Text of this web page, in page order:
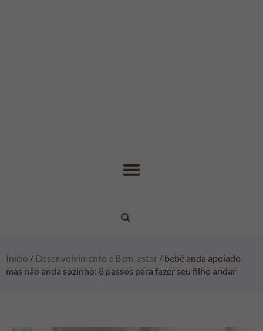
Início / Desenvolvimento e Bem-estar / bebê anda apoiado
mas não anda sozinho: 8 passos para fazer seu filho andar